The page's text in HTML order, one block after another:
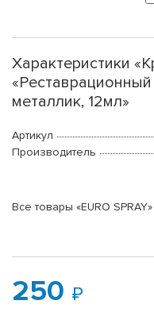
Характеристики
металлик, 12мл»
Артикул
Производитель
Все товары «EURO SPRAY»
250